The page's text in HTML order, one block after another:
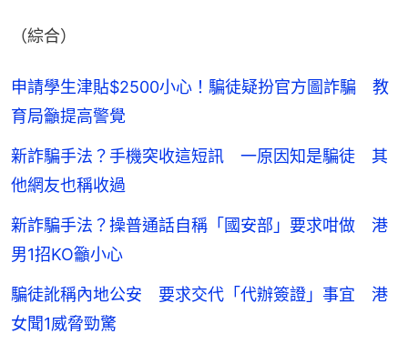
（綜合）
申請學生津貼$2500小心！騙徒疑扮官方圖詐騙 教
育局籲提高警覺
新詐騙手法？手機突收這短訊 一原因知是騙徒 其
他網友也稱收過
新詐騙手法？操普通話自稱「國安部」要求咁做 港
男1招KO籲小心
騙徒訛稱內地公安 要求交代「代辦簽證」事宜 港
女聞1威脅勁驚